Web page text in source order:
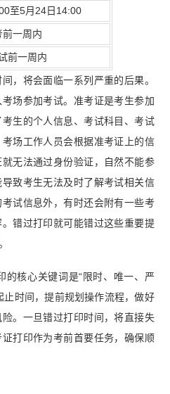
至5月24日14:00
前一周内
前一周内
，将会面临一系列严重的后果。
场参加考试。准考证是考生参加
生的个人信息、考试科目、考试
场工作人员会根据准考证上的信
无法通过身份验证，自然不能参
致考生无法及时了解考试相关信
试信息外，有时还会附有一些考
错过打印就可能错过这些重要提
的核心关键词是“限时、唯一、严
止时间，提前规划操作流程，做好
。一旦错过打印时间，将直接失
打印作为考前首要任务，确保顺